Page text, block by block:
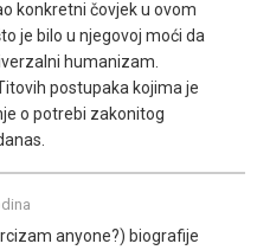
konkretni čovjek u ovom
je bilo u njegovoj moći da
humanizam.
postupaka kojima je
o potrebi zakonitog
anyone?) biografije